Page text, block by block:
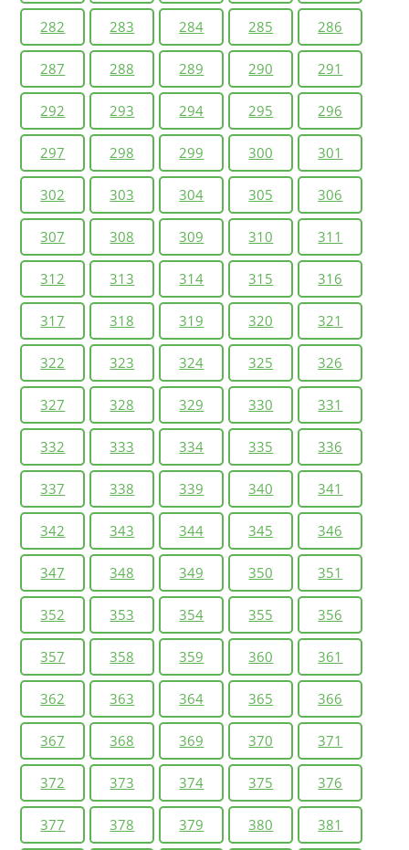
282 283 284 285 286
287 288 289 290 291
292 293 294 295 296
297 298 299 300 301
302 303 304 305 306
307 308 309 310 311
312 313 314 315 316
317 318 319 320 321
322 323 324 325 326
327 328 329 330 331
332 333 334 335 336
337 338 339 340 341
342 343 344 345 346
347 348 349 350 351
352 353 354 355 356
357 358 359 360 361
362 363 364 365 366
367 368 369 370 371
372 373 374 375 376
377 378 379 380 381